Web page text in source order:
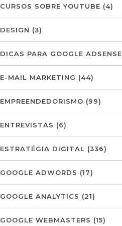
CURSOS SOBRE YOUTUBE (4)
DESIGN (3)
DICAS PARA GOOGLE ADSENSE
E-MAIL MARKETING (44)
EMPREENDEDORISMO (99)
ENTREVISTAS (6)
ESTRATÉGIA DIGITAL (336)
GOOGLE ADWORDS (17)
GOOGLE ANALYTICS (21)
GOOGLE WEBMASTERS (15)